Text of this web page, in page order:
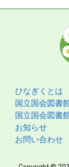
ひなぎくとは
国立国会図書
国立国会図書
お知らせ
お問い合わせ